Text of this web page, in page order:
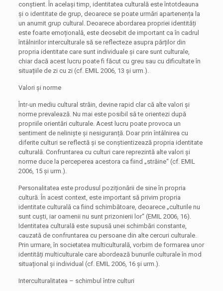
conștient. În același timp, identitatea culturală este întotdeauna
și o identitate de grup, deoarece se poate urmări apartenența la
un anumit grup cultural. Deoarece abordarea propriei identități
este foarte emoțională, este deosebit de important ca în cadrul
întâlnirilor interculturale să se reflecteze asupra părților din
propria identitate care sunt individuale și care sunt culturale,
chiar dacă acest lucru poate fi făcut cu greu sau cu dificultate în
situațiile de zi cu zi (cf. EMIL 2006, 13 și urm.).
Valori și norme
Într-un mediu cultural străin, devine rapid clar că alte valori și
norme prevalează. Nu mai este posibil să te orientezi după
propriile orientări culturale. Acest lucru poate provoca un
sentiment de neliniște și nesiguranță. Doar prin întâlnirea cu
diferite culturi se reflectă și se conștientizează propria identitate
culturală. Confruntarea cu culturi care reprezintă alte valori și
norme duce la perceperea acestora ca fiind „străine“ (cf. EMIL
2006, 15 și urm.).
Personalitatea este produsul poziționării de sine în propria
cultură. În acest context, este important să privim propria
identitate culturală ca fiind schimbătoare, deoarece „culturile nu
sunt cuști, iar oamenii nu sunt prizonierii lor“ (EMIL 2006, 16).
Identitatea culturală este supusă unei schimbări constante,
cauzată de confruntarea cu persoane din alte cercuri culturale.
Prin urmare, în societatea multiculturală, vorbim de formarea unor
identități multiculturale care abordează bunurile culturale în mod
situațional și individual (cf. EMIL 2006, 16 și urm.).
Interculturalitatea – schimbul între culturi